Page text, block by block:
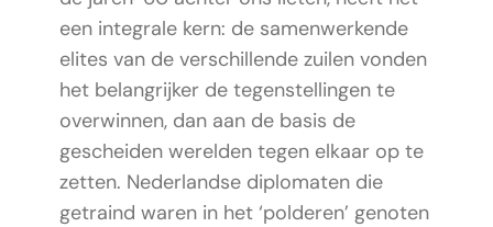
een integrale kern: de samenwerkende
elites van de verschillende zuilen vonden
het belangrijker de tegenstellingen te
overwinnen, dan aan de basis de
gescheiden werelden tegen elkaar op te
zetten. Nederlandse diplomaten die
getraind waren in het ‘polderen’ genoten